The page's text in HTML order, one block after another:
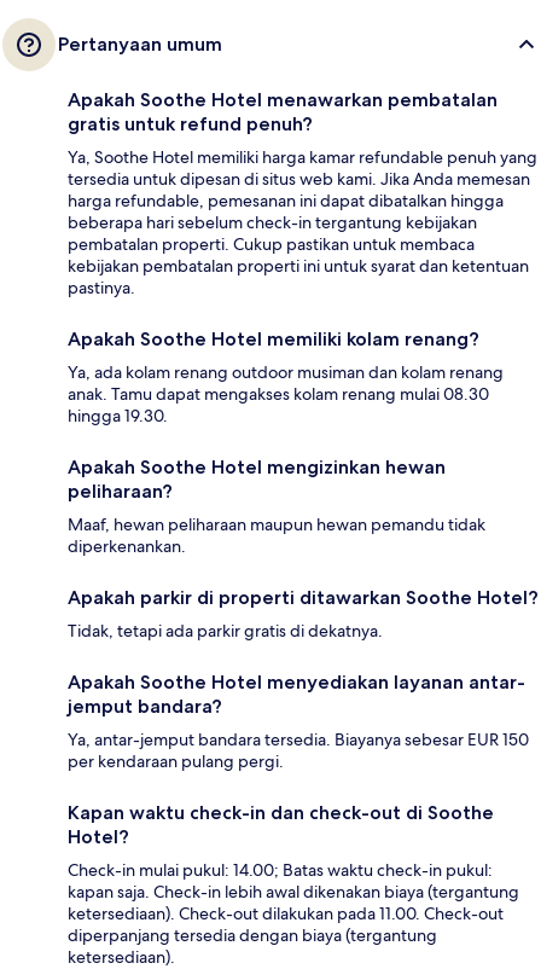
Pertanyaan umum
Apakah Soothe Hotel menawarkan pembatalan
gratis untuk refund penuh?
Ya, Soothe Hotel memiliki harga kamar refundable penuh yang
tersedia untuk dipesan di situs web kami. Jika Anda memesan
harga refundable, pemesanan ini dapat dibatalkan hingga
beberapa hari sebelum check-in tergantung kebijakan
pembatalan properti. Cukup pastikan untuk membaca
kebijakan pembatalan properti ini untuk syarat dan ketentuan
pastinya.
Apakah Soothe Hotel memiliki kolam renang?
Ya, ada kolam renang outdoor musiman dan kolam renang
anak. Tamu dapat mengakses kolam renang mulai 08.30
hingga 19.30.
Apakah Soothe Hotel mengizinkan hewan
peliharaan?
Maaf, hewan peliharaan maupun hewan pemandu tidak
diperkenankan.
Apakah parkir di properti ditawarkan Soothe Hotel?
Tidak, tetapi ada parkir gratis di dekatnya.
Apakah Soothe Hotel menyediakan layanan antar-
jemput bandara?
Ya, antar-jemput bandara tersedia. Biayanya sebesar EUR 150
per kendaraan pulang pergi.
Kapan waktu check-in dan check-out di Soothe
Hotel?
Check-in mulai pukul: 14.00; Batas waktu check-in pukul:
kapan saja. Check-in lebih awal dikenakan biaya (tergantung
ketersediaan). Check-out dilakukan pada 11.00. Check-out
diperpanjang tersedia dengan biaya (tergantung
ketersediaan).